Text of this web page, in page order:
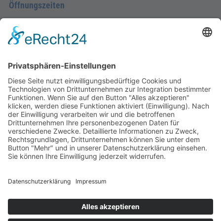
Öffnungszeiten
Montag - Donnerstag
09.00 Uhr – 12.00 Uhr
Freitag
09.00 – 12.00 Uhr
Von Juni bis einschließlich 2. Samstag im September
zusätzlich:
Freitag 15.00 - 17.00 Uhr
Samstag 10.00 - 12.00 Uhr